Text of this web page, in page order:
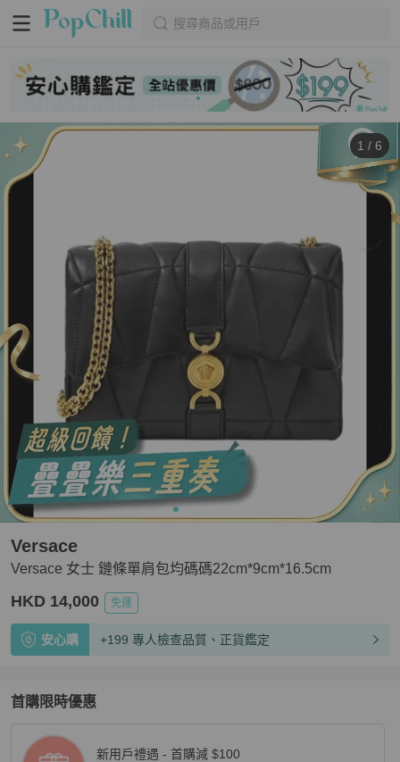
搜尋商品或用戶
1 / 6
Versace 女士 鏈條單肩包均碼碼22cm*9cm*16.5cm
Versace
HKD 14,000 免運
安心購 +199 專人檢查品質、正貨鑑定
首購限時優惠
新用戶禮遇 - 首購減 $100